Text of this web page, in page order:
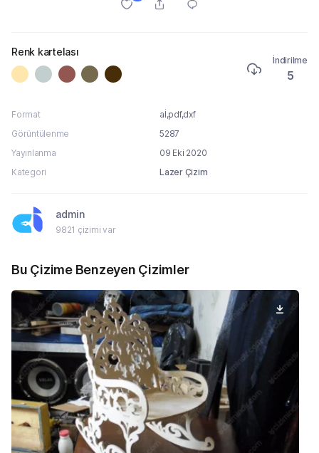
Renk kartelası
İndirilme
5
Format
aİ,pdf,dxf
Görüntülenme
5287
Yayınlanma
09 Eki 2020
Kategori
Lazer Çizim
admin
9821 çizimi var
Bu Çizime Benzeyen Çizimler